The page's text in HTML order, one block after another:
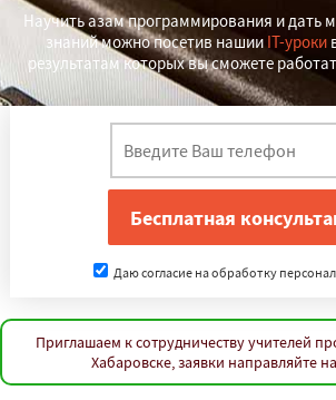
Научить азам программирования и дать
знаний можно посетив нашии IT-уроки
результатам которых вы сможете
Даю согласие на обработку
Приглашаем к сотрудничеству учителей
Хабаровске, заявки направляйте на